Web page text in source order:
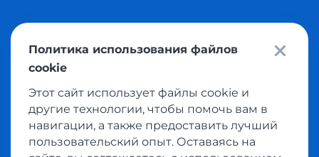
© 2026 Meest Shopping доставка покупок с интернет
магазинов мира в Узбекистан. Все права защищены
Политика конфиденциальности
Условия использования сервисом выкупа товаров
Политика использования файлов
cookie
Этот сайт использует файлы cookie и
другие технологии, чтобы помочь вам в
навигации, а также предоставить лучший
пользовательский опыт. Оставаясь на